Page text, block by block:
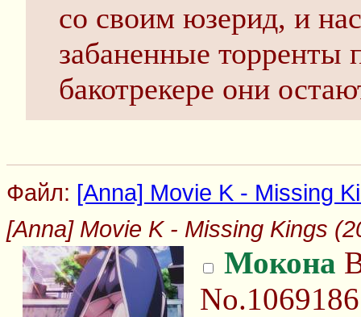
со своим юзерид, и
забаненные торренты
бакотрекере они
Файл: [Anna] Movie K - Missing
[Anna] Movie K - Missing Kings
Мокона
No.1069186